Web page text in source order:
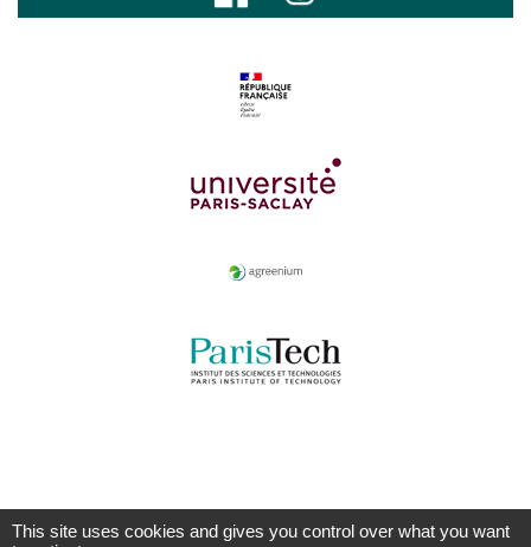
This site uses cookies and gives you control over what you want